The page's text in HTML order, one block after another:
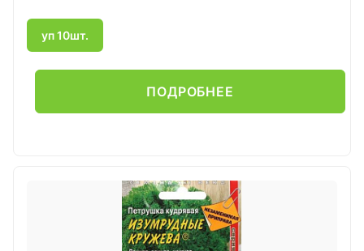
уп 10шт.
ПОДРОБНЕЕ